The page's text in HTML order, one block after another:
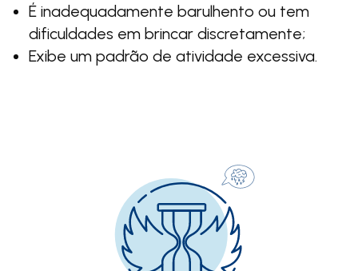
É inadequadamente barulhento ou tem
dificuldades em brincar discretamente;
Exibe um padrão de atividade excessiva.